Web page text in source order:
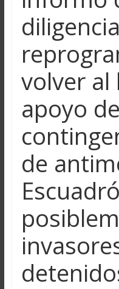
volver al
apoyo
de